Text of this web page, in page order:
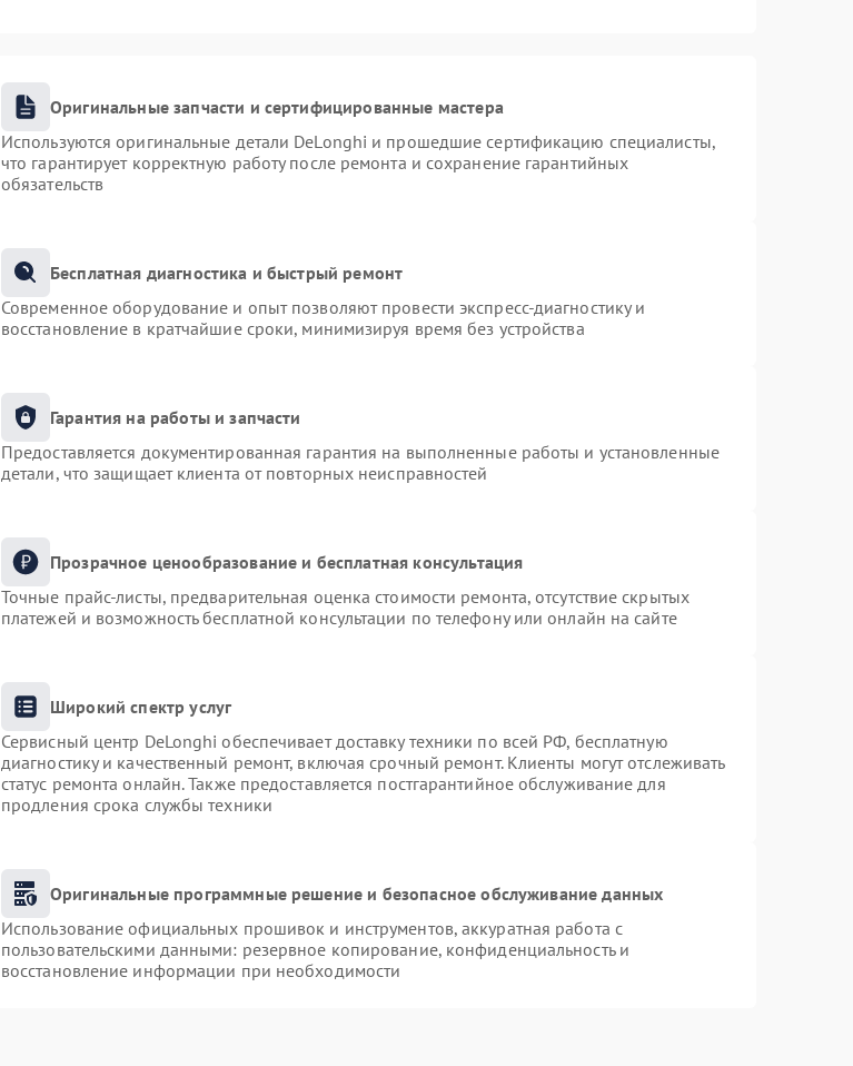
Оригинальные запчасти и сертифицированные мастера
Используются оригинальные детали DeLonghi и прошедшие сертификацию специалисты,
что гарантирует корректную работу после ремонта и сохранение гарантийных
обязательств
Бесплатная диагностика и быстрый ремонт
Современное оборудование и опыт позволяют провести экспресс-диагностику и
восстановление в кратчайшие сроки, минимизируя время без устройства
Гарантия на работы и запчасти
Предоставляется документированная гарантия на выполненные работы и установленные
детали, что защищает клиента от повторных неисправностей
Прозрачное ценообразование и бесплатная консультация
Точные прайс-листы, предварительная оценка стоимости ремонта, отсутствие скрытых
платежей и возможность бесплатной консультации по телефону или онлайн на сайте
Широкий спектр услуг
Сервисный центр DeLonghi обеспечивает доставку техники по всей РФ, бесплатную
диагностику и качественный ремонт, включая срочный ремонт. Клиенты могут отслеживать
статус ремонта онлайн. Также предоставляется постгарантийное обслуживание для
продления срока службы техники
Оригинальные программные решение и безопасное обслуживание данных
Использование официальных прошивок и инструментов, аккуратная работа с
пользовательскими данными: резервное копирование, конфиденциальность и
восстановление информации при необходимости